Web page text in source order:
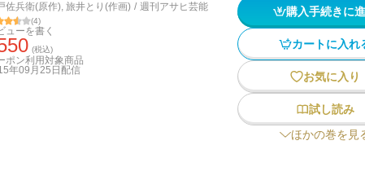
佐兵衛(原作), 旅井とり(作画) / 週刊アサヒ芸能
(4)
ューを書く
(税込)
ポン利用対象商品
年09月25日 配信
購入手続きに
カートに入れ
お気に入り
試し読み
ほかの巻を見